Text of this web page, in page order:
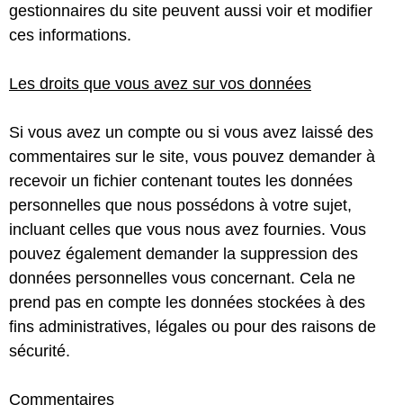
gestionnaires du site peuvent aussi voir et modifier
ces informations.
Les droits que vous avez sur vos données
Si vous avez un compte ou si vous avez laissé des
commentaires sur le site, vous pouvez demander à
recevoir un fichier contenant toutes les données
personnelles que nous possédons à votre sujet,
incluant celles que vous nous avez fournies. Vous
pouvez également demander la suppression des
données personnelles vous concernant. Cela ne
prend pas en compte les données stockées à des
fins administratives, légales ou pour des raisons de
sécurité.
Commentaires